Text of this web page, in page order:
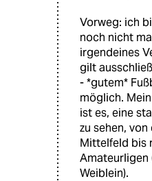
Vorweg: ich
noch nicht
irgendeines
gilt
- *gutem*
möglich.
ist es, eine
zu sehen,
Mittelfeld bis
Amateurligen
Weiblein).